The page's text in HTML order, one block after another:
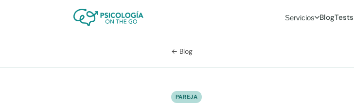
Servicios BlogTests
← Blog
PAREJA